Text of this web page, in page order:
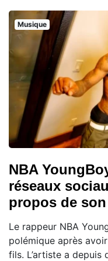
Musique
NBA
réseaux
propos de
Le rappeur NBA
polémique après
fils. L’artiste a depuis